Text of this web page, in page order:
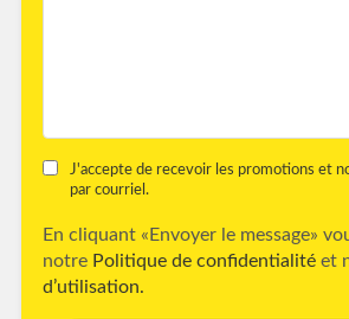
J'accepte de recevoir les promotions et
par courriel.
En cliquant «Envoyer le message»
notre Politique de confidentialité et
d’utilisation.